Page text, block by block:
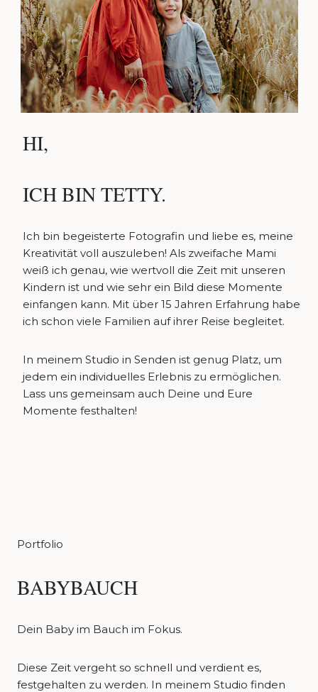
HI,
ICH BIN TETTY.
Ich bin begeisterte Fotografin und liebe es, meine
Kreativität voll auszuleben! Als zweifache Mami
weiß ich genau, wie wertvoll die Zeit mit unseren
Kindern ist und wie sehr ein Bild diese Momente
einfangen kann. Mit über 15 Jahren Erfahrung habe
ich schon viele Familien auf ihrer Reise begleitet.
In meinem Studio in Senden ist genug Platz, um
jedem ein individuelles Erlebnis zu ermöglichen.
Lass uns gemeinsam auch Deine und Eure
Momente festhalten!
Portfolio
BABYBAUCH
Dein Baby im Bauch im Fokus.
Diese Zeit vergeht so schnell und verdient es,
festgehalten zu werden. In meinem Studio finden